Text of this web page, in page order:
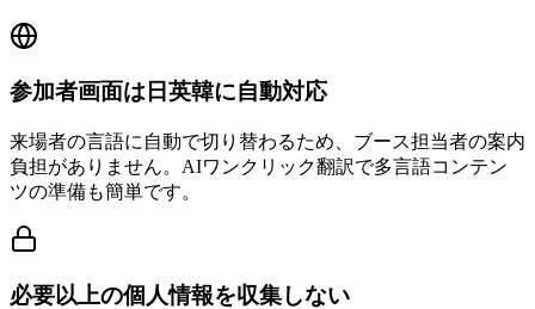
参加者画面は日英韓に自動対応
来場者の言語に自動で切り替わるため、ブース担当者の案内
負担がありません。AIワンクリック翻訳で多言語コンテン
ツの準備も簡単です。
必要以上の個人情報を収集しない